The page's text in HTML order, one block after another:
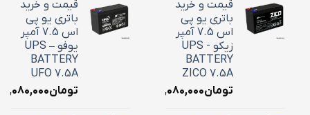
قیمت و خرید
باتری یو پی
اس 7.5 آمپر
زیکو - UPS
BATTERY
ZICO 7.5A
تومان۳,۰۸۰,۰۰۰
قیمت و خرید
باتری یو پی
اس 7.5 آمپر
یوفو – UPS
BATTERY
UFO 7.5A
تومان۳,۰۸۰,۰۰۰